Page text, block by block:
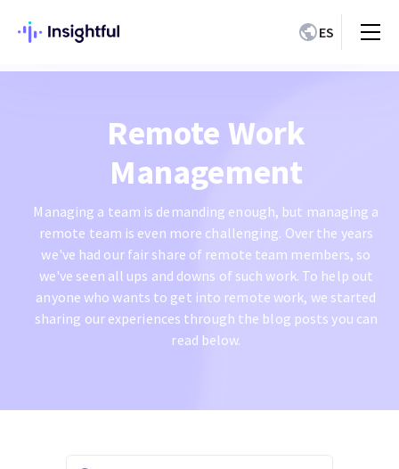
ES
Remote Work
Management
Managing a team is demanding enough, but managing a
remote team is even more challenging. Over the years
we've had our fair share of remote team members, so
we've seen all ups and downs of such work. To help out
anyone who wants to get into remote work, we started
sharing our experiences through the blog posts you can
read below.